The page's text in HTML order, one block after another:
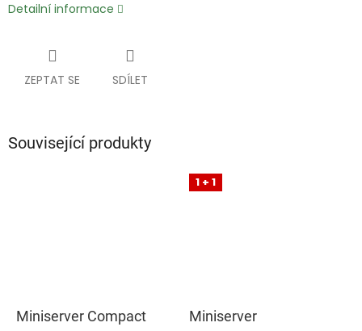
Detailní informace
ZEPTAT SE SDÍLET
Související produkty
Miniserver Compact
1 + 1
Miniserver